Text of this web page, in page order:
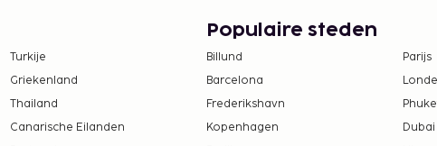
Turkije
Griekenland
Thailand
Canarische Eilanden
Populaire steden
Billund Parijs
Barcelona
Frederikshavn
Kopenhagen
Dubai